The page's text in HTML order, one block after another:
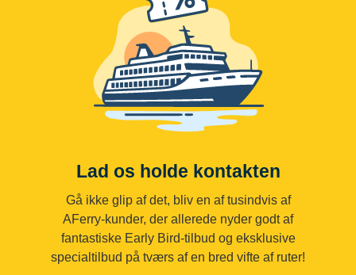
Lad os holde kontakten
Gå ikke glip af det, bliv en af tusindvis af
AFerry-kunder, der allerede nyder godt af
fantastiske Early Bird-tilbud og eksklusive
specialtilbud på tværs af en bred vifte af ruter!